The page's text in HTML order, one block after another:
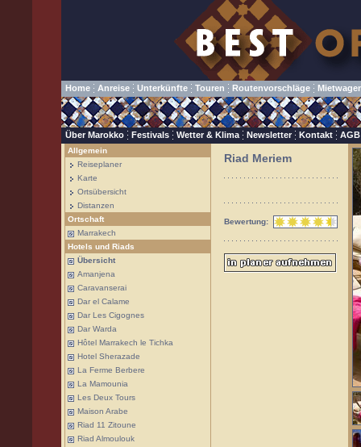
Home Anreise Unterkünfte Touren Routenvorschläge
Über Marokko Festivals Wetter & Klima Newsletter Kontakt AGB
Allgemein
Reiseplaner
Karte
Ortsübersicht
Distanzen
Ortschaft
Marrakech
Hotels und Riads
Übersicht
Amanjena
Caravanserai
Dar el Calame
Dar Les Cigognes
Dar Warda
Hôtel Marrakech le Tichka
Hotel Sherazade
La Ferme Berbere
La Mamounia
Les Deux Tours
Maison Arabe
Riad 11 Zitoune
Riad Almoulouk
Riad Meriem
Bewertung: